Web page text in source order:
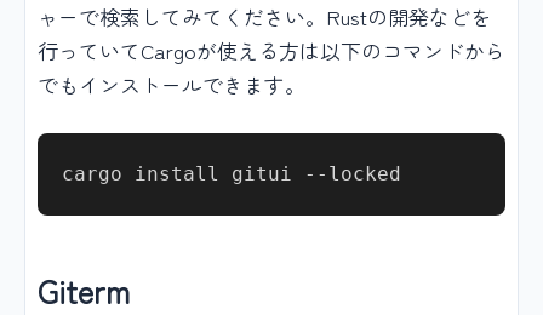
ャーで検索してみてください。Rustの開発などを
行っていてCargoが使える方は以下のコマンドから
でもインストールできます。
Giterm